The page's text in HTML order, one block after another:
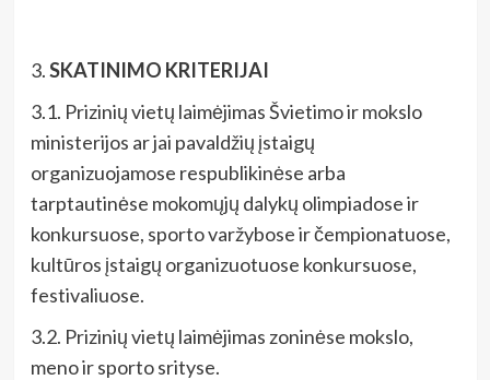
3.SKATINIMO KRITERIJAI
3.1. Prizinių vietų laimėjimas Švietimo ir mokslo
ministerijos ar jai pavaldžių įstaigų
organizuojamose respublikinėse arba
tarptautinėse mokomųjų dalykų olimpiadose ir
konkursuose, sporto varžybose ir čempionatuose,
kultūros įstaigų organizuotuose konkursuose,
festivaliuose.
3.2. Prizinių vietų laimėjimas zoninėse mokslo,
meno ir sporto srityse.